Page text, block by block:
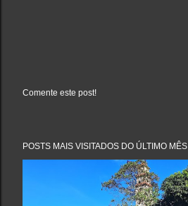
a
u
Comente este post!
POSTS MAIS VISITADOS DO ÚLTIMO MÊS